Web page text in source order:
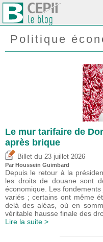
Politique
Le mur tarifaire de
après brique
Billet du 23 juillet 2026
Par Houssein Guimbard
Depuis le retour à la
les droits de douane sont
économique. Les
variés ; certains ont même
delà des aléas, où en
véritable hausse finale des
Lire la suite >